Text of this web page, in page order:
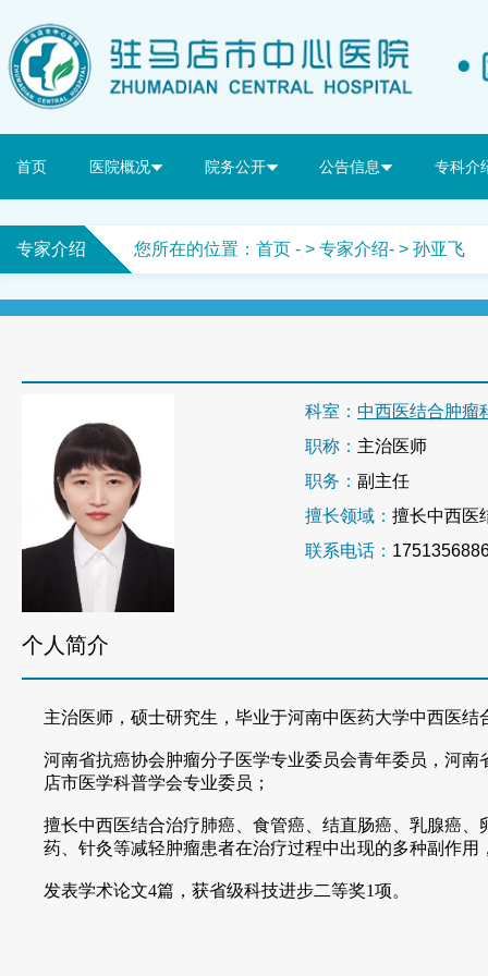
首页 医院概况 院务公开 公告信息 专科介
专家介绍 您所在的位置： 首页 - > 专家介绍- > 孙亚飞
科室： 中西医结合肿瘤
职称： 主治医师
职务： 副主任
擅长领域： 擅长中西医
联系电话：
个人简介
主治医师，硕士研究生，毕业于河南中医药大学中西医结
河南省抗癌协会肿瘤分子医学专业委员会青年委员，河
店市医学科普学会专业委员 ；
擅长中西医结合治疗肺癌、食管癌、结直肠癌、乳腺癌
药、针灸等减轻肿瘤患者在治疗过程中出现的多种副作
发表学术论文4篇，获省级科技进步二等奖1项。